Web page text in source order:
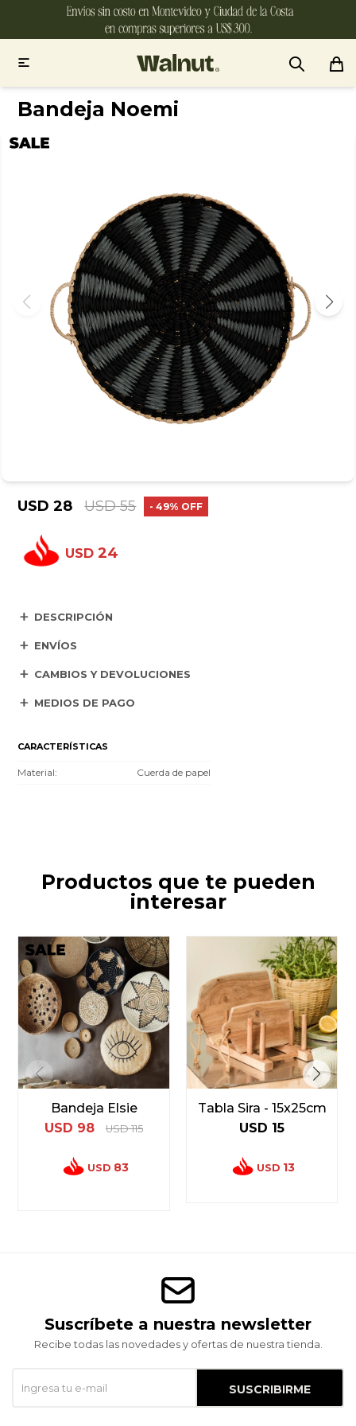

Bandeja Noemi
USD 28 USD 55 49
USD 24
DESCRIPCIÓN
ENVÍOS
CAMBIOS Y DEVOLUCIONES
MEDIOS DE PAGO
CARACTERÍSTICAS
Material Cuerda de papel
Productos que te pueden
interesar
Bandeja Elsie
USD 98 USD 115
USD 83
Tabla Sira - 15x25cm
USD 15
USD 13
Suscríbete a nuestra newsletter
Recibe todas las novedades y ofertas de nuestra tienda.
SUSCRIBIRME